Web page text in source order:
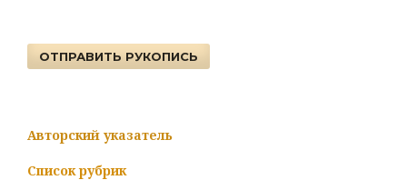
ОТПРАВИТЬ РУКОПИСЬ
Авторский указатель
Список рубрик